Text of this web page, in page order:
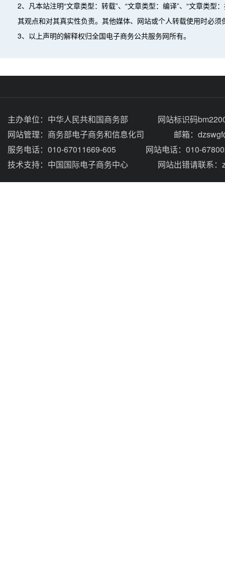
2、凡本站注明“文章类型：转载”、“文章类型：编译”、“文章类
其观点和对其真实性负责。其他媒体、网站或个人转载使用时必
3、以上声明的解释权归全国电子商务公共服务网所有。
主办单位： 中华人民共和国商务部
网站标识码
网站管理： 商务部电子商务和信息化司
邮箱：
服务电话：010-67011669-605
网站电话：010-
技术支持： 中国国际电子商务中心 网站出错请联系